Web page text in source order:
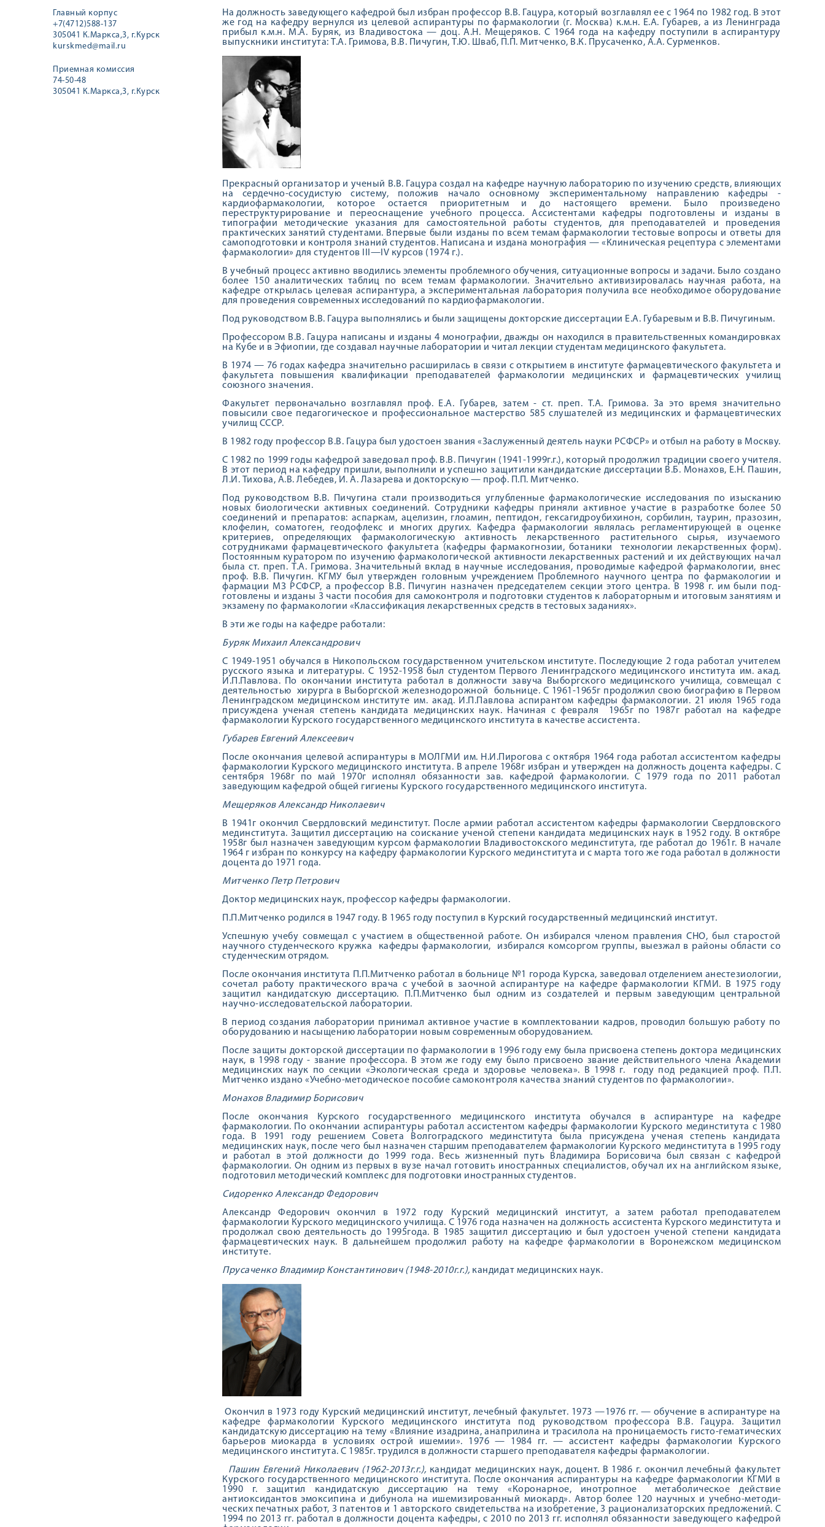
Главный корпус
+7(4712)588-137
305041 К.Маркса,3, г.Курск
kurskmed@mail.ru
Приемная комиссия
74-50-48
305041 К.Маркса,3, г.Курск
На должность заведующего ка­федрой был избран профессор В.В. Гацура, который возглавлял ее с 1964 по 1982 год. В этот
же год на кафедру вернулся из целе­вой аспирантуры по фармаколо­гии (г. Москва) к.м.н. Е.А. Губа­рев, а из Ленинграда
прибыл к.м.н. М.А. Буряк, из Владивосто­ка — доц. А.Н. Мещеряков. С 1964 года на кафедру поступили в аспирантуру
выпускники института: Т.А. Гримова, В.В. Пичугин, Т.Ю. Шваб, П.П. Митченко, В.К. Прусаченко, А.А. Сурменков.
Прекрасный организатор и уче­ный В.В. Гацура создал на кафед­ре научную лабораторию по изуче­нию средств, влияющих
на сердеч­но-сосудистую систему, положив начало основному эксперименталь­ному направлению кафедры -
кардиофармакологии, которое остается приоритетным и до настоящего времени. Было произведено
переструктурирование и переоснащение учебного процесса. Ассистентами кафедры подготов­лены и изданы в
типографии мето­дические указания для самостоя­тельной работы студентов, для пре­подавателей и проведения
практических занятий студентами. Впервые были изданы по всем темам фармаколо­гии тестовые вопросы и ответы для
самоподготовки и конт­роля знаний студентов. Написана и издана монография — «Клиническая рецептура с элементами
фармакологии» для студентов III—IV курсов (1974 г.).
В учебный процесс активно вводились элементы проблем­ного обучения, ситуационные вопросы и задачи. Было со­здано
более 150 аналитических таблиц по всем темам фар­макологии. Значительно активизировалась научная рабо­та, на
кафедре открылась целевая аспирантура, а экспе­риментальная лаборатория получила все необходимое обо­рудование
для проведения современных исследований по кардиофармакологии.
Под руководством В.В. Гацура выполнялись и были защищены докторские диссертации Е.А. Губаревым и В.В. Пичугиным.
Профессором В.В. Гацура написаны и изданы 4 моногра­фии, дважды он находился в правительственных команди­ровках
на Кубе и в Эфиопии, где создавал научные лабора­тории и читал лекции студентам медицинского факультета.
В 1974 — 76 годах кафедра зна­чительно расширилась в связи с от­крытием в институте фармацевти­ческого факультета и
факультета повышения квалификации препо­давателей фармакологии меди­цинских и фармацевтических училищ
союзного значения.
Факультет первоначально возглав­лял проф. Е.А. Губарев, затем - ст. преп. Т.А. Гримова. За это время значи­тельно
повысили свое педагоги­ческое и профессиональное мас­терство 585 слушателей из меди­цинских и фармацевтических
училищ СССР.
В 1982 году профессор В.В. Гацура был удостоен звания «Заслуженный деятель на­уки РСФСР» и отбыл на работу в Москву.
С 1982 по 1999 годы кафедрой заведовал проф. В.В. Пичугин (1941-1999г.г.), который продолжил традиции своего учителя.
В этот период на кафедру пришли, выполнили и успешно защитили кандидатские диссертации В.Б. Монахов, Е.Н. Пашин,
Л.И. Тихова, А.В. Лебедев, И. А. Лазарева и докторскую — проф. П.П. Митченко.
Под руководством В.В. Пичугина стали производиться углубленные фармакологи­ческие исследования по изысканию
новых биологически активных соединений. Со­трудники кафедры приняли активное уча­стие в разработке более 50
соединений и препаратов: аспаркам, ацелизин, глоамин, пептидон, гексагидроубихинон, сорбилин, таурин, празозин,
клофелин, соматоген, геодофлекс и многих других. Кафедра фармакологии являлась регламентирующей в оценке
критериев, определяющих фар­макологическую активность лекарствен­ного растительного сырья, изучаемого
сотрудниками фармацевтического фа­культета (кафедры фармакогнозии, бо­таники технологии лекарственных форм).
Постоянным куратором по изу­чению фармакологической активности лекарственных растений и их действую­щих начал
была ст. преп. Т.А. Гримова. Значительный вклад в научные иссле­дования, проводимые кафедрой фарма­кологии, внес
проф. В.В. Пичугин. КГМУ был утвержден головным учреждением Проблемного научного центра по фарма­кологии и
фармации МЗ РСФСР, а профес­сор В.В. Пичугин назначен председателем секции этого центра. В 1998 г. им были под­
готовлены и изданы 3 части пособия для са­моконтроля и подготовки студентов к лабо­раторным и итоговым занятиям и
экзамену по фармакологии «Классификация лекар­ственных средств в тестовых заданиях».
В эти же годы на кафедре работали:
Буряк Михаил Александрович
С 1949-1951 обучался в Никопольском государственном учительском институте. Последующие 2 года работал учителем
русского языка и литературы. С 1952-1958 был студентом Первого Ленинградского медицинского института им. акад.
И.П.Павлова. По окончании института работал в должности завуча Выборгского медицинского училища, совмещал с
деятельностью хирурга в Выборгской железнодорожной больнице. С 1961-1965г продолжил свою биографию в Первом
Ленинградском медицинском институте им. акад. И.П.Павлова аспирантом кафедры фармакологии. 21 июля 1965 года
присуждена ученая степень кандидата медицинских наук. Начиная с февраля 1965г по 1987г работал на кафедре
фармакологии Курского государственного медицинского института в качестве ассистента.
Губарев Евгений Алексеевич
После окончания целевой аспирантуры в МОЛГМИ им. Н.И.Пирогова с октября 1964 года работал ассистентом кафедры
фармакологии Курского медицинского института. В апреле 1968г избран и утвержден на должность доцента кафедры. С
сентября 1968г по май 1970г исполнял обязанности зав. кафедрой фармакологии. С 1979 года по 2011 работал
заведующим кафедрой общей гигиены Курского государственного медицинского института.
Мещеряков Александр Николаевич
В 1941г окончил Свердловский мединститут. После армии работал ассистентом кафедры фармакологии Свердловского
мединститута. Защитил диссертацию на соискание ученой степени кандидата медицинских наук в 1952 году. В октябре
1958г был назначен заведующим курсом фармакологии Владивостокского мединститута, где работал до 1961г. В начале
1964 г избран по конкурсу на кафедру фармакологии Курского мединститута и с марта того же года работал в должности
доцента до 1971 года.
Митченко Петр Петрович
Доктор медицинских наук, профессор кафедры фармакологии.
П.П.Митченко родился в 1947 году. В 1965 году поступил в Курский государственный медицинский институт.
Успешную учебу совмещал с участием в общественной работе. Он избирался членом правления СНО, был старостой
научного студенческого кружка кафедры фармакологии, избирался комсоргом группы, выезжал в районы области со
студенческим отрядом.
После окончания института П.П.Митченко работал в больнице №1 города Курска, заведовал отделением анестезиологии,
сочетал работу практического врача с учебой в заочной аспирантуре на кафедре фармакологии КГМИ. В 1975 году
защитил кандидатскую диссертацию. П.П.Митченко был одним из создателей и первым заведующим центральной
научно-исследовательской лаборатории.
В период создания лаборатории принимал активное участие в комплектовании кадров, проводил большую работу по
оборудованию и насыщению лаборатории новым современным оборудованием.
После защиты докторской диссертации по фармакологии в 1996 году ему была присвоена степень доктора медицинских
наук, в 1998 году - звание профессора. В этом же году ему было присвоено звание действительного члена Академии
медицинских наук по секции «Экологическая среда и здоровье человека». В 1998 г. году под редакцией проф. П.П.
Митченко издано «Учебно-методичес­кое пособие самоконтроля качества знаний студентов по фармакологии».
Монахов Владимир Борисович
После окончания Курского государственного медицинского института обучался в аспирантуре на кафедре
фармакологии. По окончании аспирантуры работал ассистентом кафедры фармакологии Курского мединститута с 1980
года. В 1991 году решением Совета Волгоградского мединститута была присуждена ученая степень кандидата
медицинских наук, после чего был назначен старшим преподавателем фармакологии Курского мединститута в 1995 году
и работал в этой должности до 1999 года. Весь жизненный путь Владимира Борисовича был связан с кафедрой
фармакологии. Он одним из первых в вузе начал готовить иностранных специалистов, обучал их на английском языке,
подготовил методический комплекс для подготовки иностранных студентов.
Сидоренко Александр Федорович
Александр Федорович окончил в 1972 году Курский медицинский институт, а затем работал преподавателем
фармакологии Курского медицинского училища. С 1976 года назначен на должность ассистента Курского мединститута и
продолжал свою деятельность до 1995года. В 1985 защитил диссертацию и был удостоен ученой степени кандидата
фармацевтических наук. В дальнейшем продолжил работу на кафедре фармакологии в Воронежском медицинском
институте.
Прусаченко Владимир Константинович (1948-2010г.г.), кан­дидат медицинских наук.
Окончил в 1973 году Курский медицинский институт, лечебный факультет. 1973 —1976 гг. — обучение в аспирантуре на
кафедре фармакологии Курского меди­цинского института под руководством профес­сора В.В. Гацура. Защитил
кандидатскую дис­сертацию на тему «Влияние изадрина, анаприлина и трасилола на проницаемость гисто-гематических
барьеров миокарда в условиях острой ишемии». 1976 — 1984 гг. — ассистент кафедры фармакологии Курского
медицинского института. С 1985г. трудился в должности старше­го преподавателя кафедры фармакологии.
Пашин Евгений Николаевич (1962-2013г.г.), кандидат меди­цинских наук, доцент. В 1986 г. окончил лечебный факультет
Курского государственного медицинского института. После окончания аспирантуры на кафедре фармакологии КГМИ в
1990 г. защитил кан­дидатскую диссертацию на тему «Коронар­ное, инотропное метаболическое действие
антиоксидантов эмоксипина и дибунола на ишемизированный миокард». Автор более 120 научных и учебно-методи­
ческих печатных работ, 3 патентов и 1 автор­ского свидетельства на изобретение, 3 рацио­нализаторских предложений. С
1994 по 2013 гг. работал в должности доцента кафедры, с 2010 по 2013 гг. исполнял обязанности заведующего кафедрой